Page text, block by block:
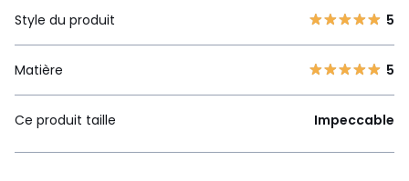
Style du produit 5
Matière 5
Ce produit taille Impeccable